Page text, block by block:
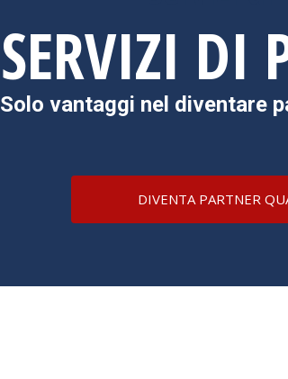
SERVIZI DI
Solo vantaggi nel diventare
DIVENTA PARTNER